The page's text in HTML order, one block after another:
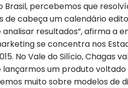
Brasil, percebemos que
de cabeça um calendário
analisar resultados”, afirma a
se concentra nos
No Vale do Silício, Chagas
um produto
muito sobre modelos de